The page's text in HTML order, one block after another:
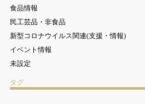
食品情報
民工芸品・非食品
新型コロナウイルス関連(支援・情報)
イベント情報
未設定
タグ